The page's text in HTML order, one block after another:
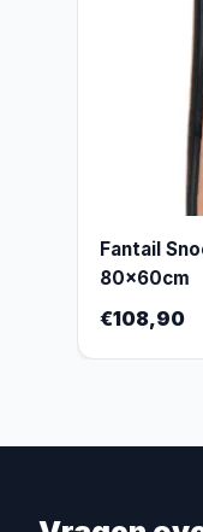
Fantail
80x60cm
€108,90